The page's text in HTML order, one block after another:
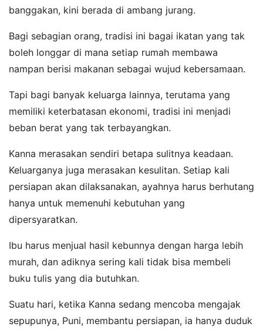
banggakan, kini berada di ambang jurang.
Bagi sebagian orang, tradisi ini bagai ikatan yang tak
boleh longgar di mana setiap rumah membawa
nampan berisi makanan sebagai wujud kebersamaan.
Tapi bagi banyak keluarga lainnya, terutama yang
memiliki keterbatasan ekonomi, tradisi ini menjadi
beban berat yang tak terbayangkan.
Kanna merasakan sendiri betapa sulitnya keadaan.
Keluarganya juga merasakan kesulitan. Setiap kali
persiapan akan dilaksanakan, ayahnya harus berhutang
hanya untuk memenuhi kebutuhan yang
dipersyaratkan.
Ibu harus menjual hasil kebunnya dengan harga lebih
murah, dan adiknya sering kali tidak bisa membeli
buku tulis yang dia butuhkan.
Suatu hari, ketika Kanna sedang mencoba mengajak
sepupunya, Puni, membantu persiapan, ia hanya duduk